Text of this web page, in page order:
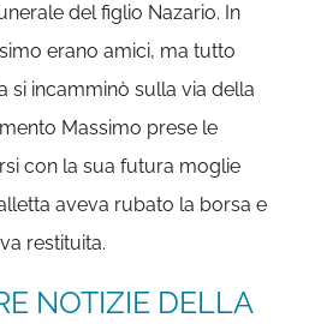
del figlio Nazario. In
erano amici, ma tutto
si incamminò sulla via della
Massimo prese le
con la sua futura moglie
aveva rubato la borsa e
restituita.
NOTIZIE DELLA